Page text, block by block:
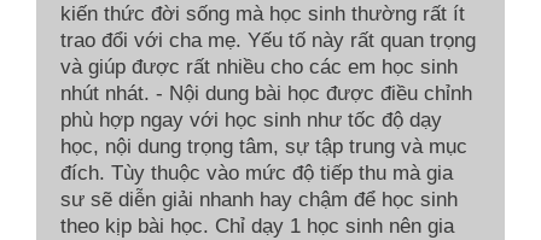
kiến thức đời sống mà học sinh thường rất ít
trao đổi với cha mẹ. Yếu tố này rất quan trọng
và giúp được rất nhiều cho các em học sinh
nhút nhát. - Nội dung bài học được điều chỉnh
phù hợp ngay với học sinh như tốc độ dạy
học, nội dung trọng tâm, sự tập trung và mục
đích. Tùy thuộc vào mức độ tiếp thu mà gia
sư sẽ diễn giải nhanh hay chậm để học sinh
theo kịp bài học. Chỉ dạy 1 học sinh nên gia